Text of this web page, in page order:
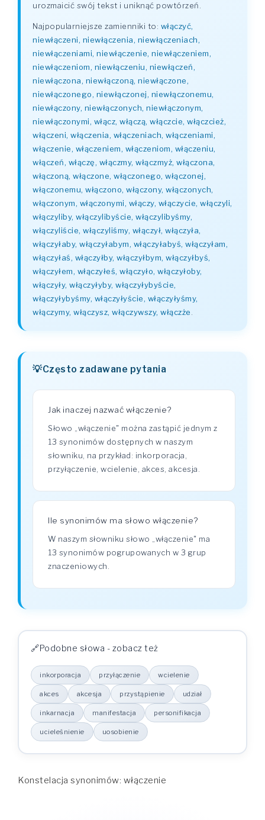
urozmaicić swój tekst i uniknąć powtórzeń.
Najpopularniejsze zamienniki to: włączyć,
niewłączeni, niewłączenia, niewłączeniach,
niewłączeniami, niewłączenie, niewłączeniem,
niewłączeniom, niewłączeniu, niewłączeń,
niewłączona, niewłączoną, niewłączone,
niewłączonego, niewłączonej, niewłączonemu,
niewłączony, niewłączonych, niewłączonym,
niewłączonymi, włącz, włączą, włączcie, włączcież,
włączeni, włączenia, włączeniach, włączeniami,
włączenie, włączeniem, włączeniom, włączeniu,
włączeń, włączę, włączmy, włączmyż, włączona,
włączoną, włączone, włączonego, włączonej,
włączonemu, włączono, włączony, włączonych,
włączonym, włączonymi, włączy, włączycie, włączyli,
włączyliby, włączylibyście, włączylibyśmy,
włączyliście, włączyliśmy, włączył, włączyła,
włączyłaby, włączyłabym, włączyłabyś, włączyłam,
włączyłaś, włączyłby, włączyłbym, włączyłbyś,
włączyłem, włączyłeś, włączyło, włączyłoby,
włączyły, włączyłyby, włączyłybyście,
włączyłybyśmy, włączyłyście, włączyłyśmy,
włączymy, włączysz, włączywszy, włączże
Często zadawane pytania
Jak inaczej nazwać włączenie?
Słowo „włączenie" można zastąpić jednym z
13 synonimów dostępnych w naszym
słowniku, na przykład: inkorporacja,
przyłączenie, wcielenie, akces, akcesja.
Ile synonimów ma słowo włączenie?
W naszym słowniku słowo „włączenie" ma
13 synonimów pogrupowanych w 3 grup
znaczeniowych.
Podobne słowa - zobacz też
inkorporacja przyłączenie wcielenie
akces akcesja przystąpienie udział
inkarnacja manifestacja personifikacja
ucieleśnienie uosobienie
Konstelacja synonimów: włączenie